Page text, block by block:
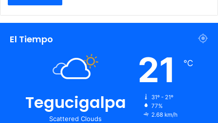
El Tiempo
Tegucigalpa
Scattered Clouds
21 ℃
31º - 21º
77%
2.68 km/h